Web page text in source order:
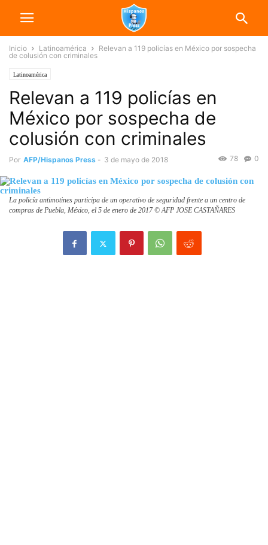
Inicio Latinoamérica
Relevan a 119 policías en México por sospecha
de colusión con criminales
Latinoamérica
Relevan a 119 policías en
México por sospecha de
colusión con criminales
Por AFP/Hispanos Press - 3 de mayo de 2018 0
78
La policía antimotines participa de un operativo de seguridad frente a un centro de
compras de Puebla, México, el 5 de enero de 2017 © AFP JOSE CASTAÑARES